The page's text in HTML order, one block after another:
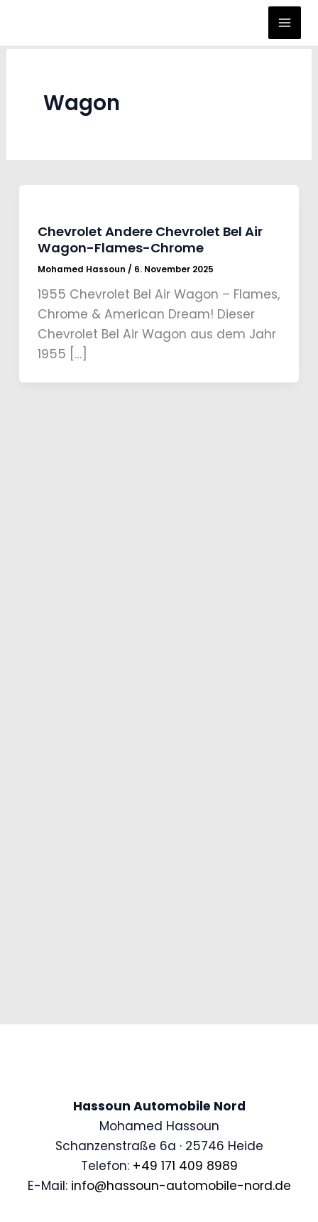
Wagon
Chevrolet Andere Chevrolet Bel Air
Wagon-Flames-Chrome
Mohamed Hassoun / 6. November 2025
1955 Chevrolet Bel Air Wagon – Flames,
Chrome & American Dream! Dieser
Chevrolet Bel Air Wagon aus dem Jahr
1955 […]
Hassoun Automobile Nord
Mohamed Hassoun
Schanzenstraße 6a · 25746 Heide
Telefon: +49 171 409 8989
E-Mail: info@hassoun-automobile-nord.de